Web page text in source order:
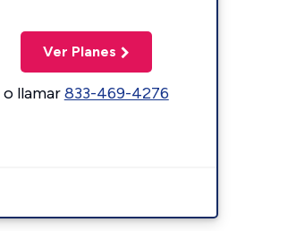
Ver Planes
o llamar833-469-4276